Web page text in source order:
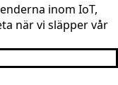
inom IoT,
när vi släpper vår